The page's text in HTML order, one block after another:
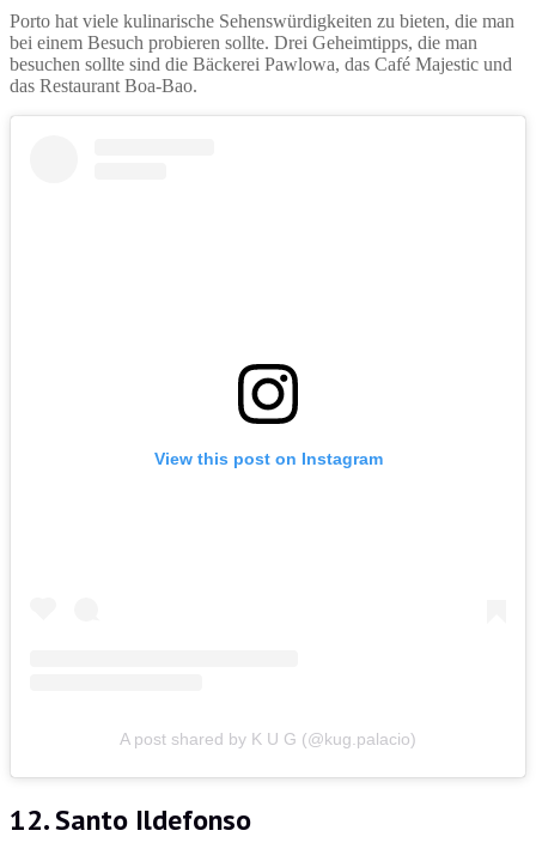
Porto hat viele kulinarische Sehenswürdigkeiten zu bieten, die man
bei einem Besuch probieren sollte. Drei Geheimtipps, die man
besuchen sollte sind die Bäckerei Pawlowa, das Café Majestic und
das Restaurant Boa-Bao.
View this post on Instagram
A post shared by K U G (@kug.palacio)
12. Santo Ildefonso